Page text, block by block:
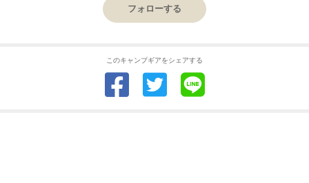
フォローする
このキャンプギアをシェアする